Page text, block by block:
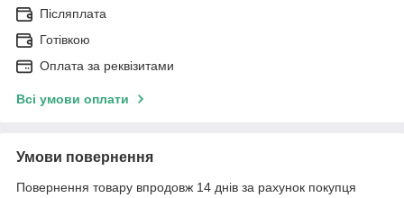
Післяплата
Готівкою
Оплата за реквізитами
Всі умови оплати
Умови повернення
Повернення товару впродовж 14 днів за рахунок покупця